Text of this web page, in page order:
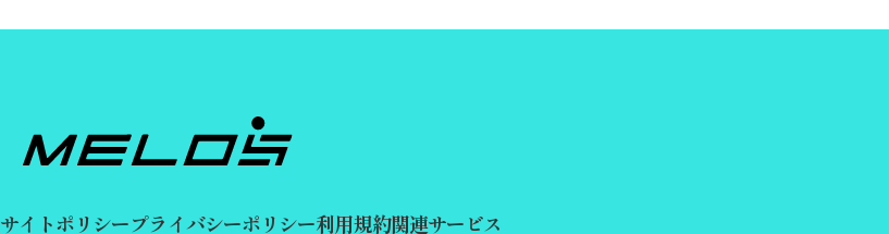
サイトポリシープライバシーポリシー利用規約関連サービス